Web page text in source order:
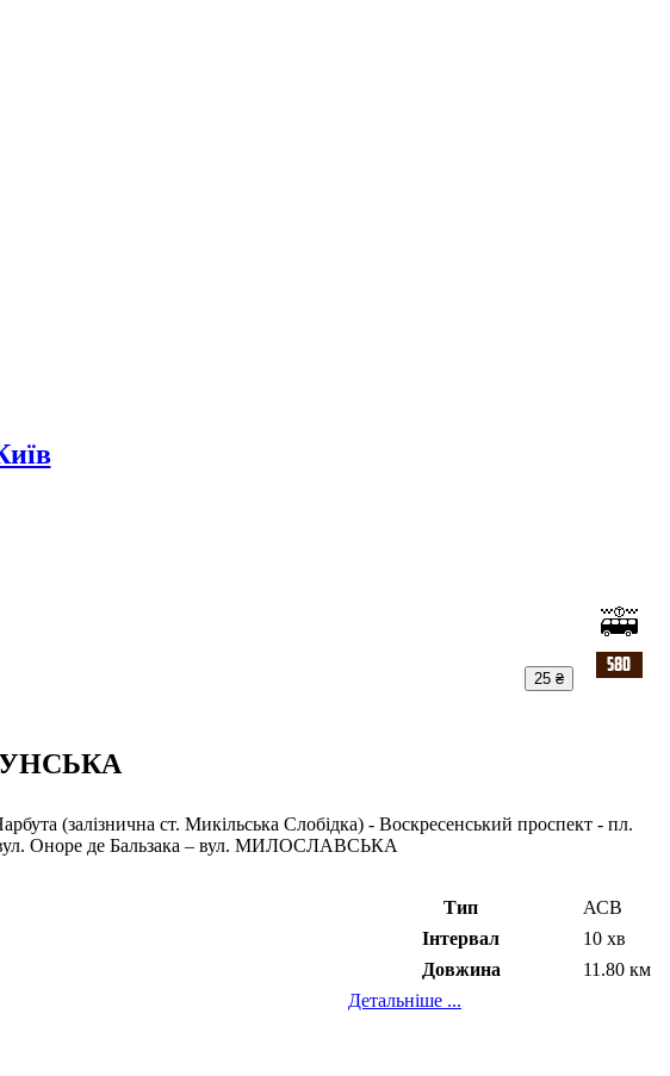
25 ₴
(залізнична ст. Микільська Слобідка) - Воскресенський проспект - пл.
вул. Оноре де Бальзака – вул. МИЛОСЛАВСЬКА
Тип
АСВ
Інтервал
10 хв
Довжина
11.80 км
Детальніше ...